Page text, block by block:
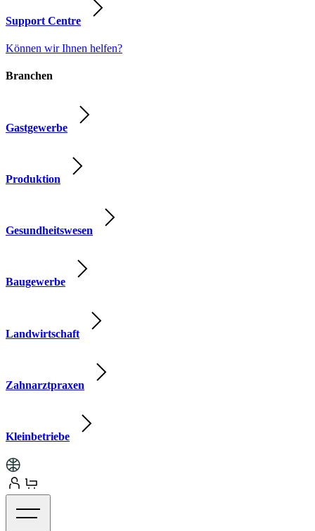
Support Centre
Können wir Ihnen helfen?
Branchen
Gastgewerbe
Produktion
Gesundheitswesen
Baugewerbe
Landwirtschaft
Zahnarztpraxen
Kleinbetriebe